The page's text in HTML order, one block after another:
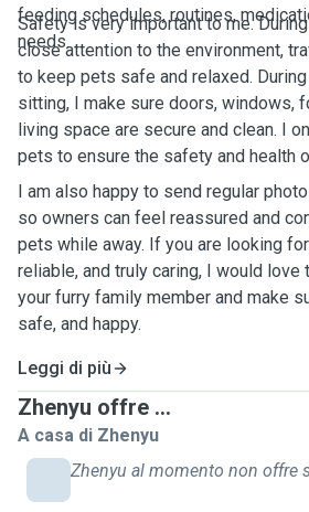
feeding schedules, routines,
needs.
Safety is very important to me.
close attention to the environment,
to keep pets safe and relaxed.
sitting, I make sure doors, windows,
living space are secure and clean. I
pets to ensure the safety and health
I am also happy to send regular
so owners can feel reassured and
pets while away. If you are looking
reliable, and truly caring, I would
your furry family member and make
safe, and happy.
Leggi di più
Zhenyu offre ...
A casa di Zhenyu
Zhenyu al momento non offre